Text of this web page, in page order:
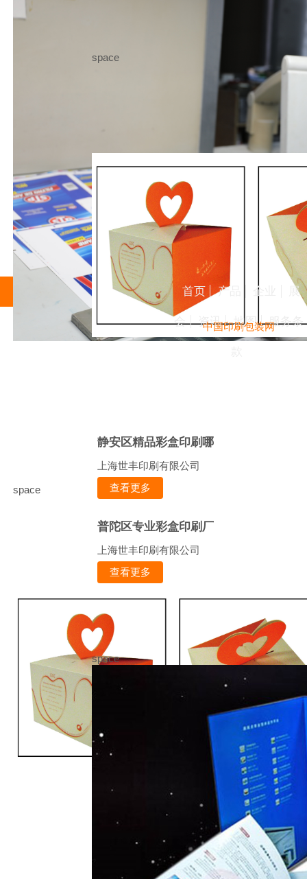
space
静安区精品彩盒印刷哪
上海世丰印刷有限公司
查看更多
space
普陀区专业彩盒印刷厂
上海世丰印刷有限公司
查看更多
space
首页 产品 企业 展
会 资讯 地图 服务条
中国印刷包装网